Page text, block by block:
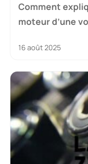
Comment
moteur d’une
16 août 2025